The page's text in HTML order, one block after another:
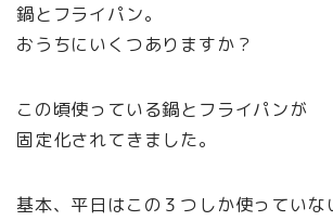
鍋とフライパン。
おうちにいくつありますか？
この頃使っている鍋とフライパンが
固定化されてきました。
基本、平日はこの３つしか使っていな